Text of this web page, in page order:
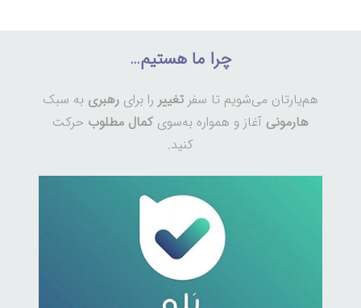
چرا ما هستیم…
هم‌یارتان می‌شویم تا سفر تغییر را برای رهبری به سبک
هارمونی آغاز و همواره به‌سوی کمال مطلوب حرکت
کنید.